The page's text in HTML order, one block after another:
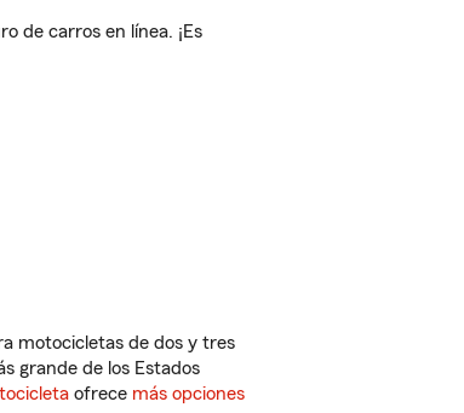
de carros en línea. ¡Es
motocicletas de dos y tres
grande de los Estados
ofrece más opciones